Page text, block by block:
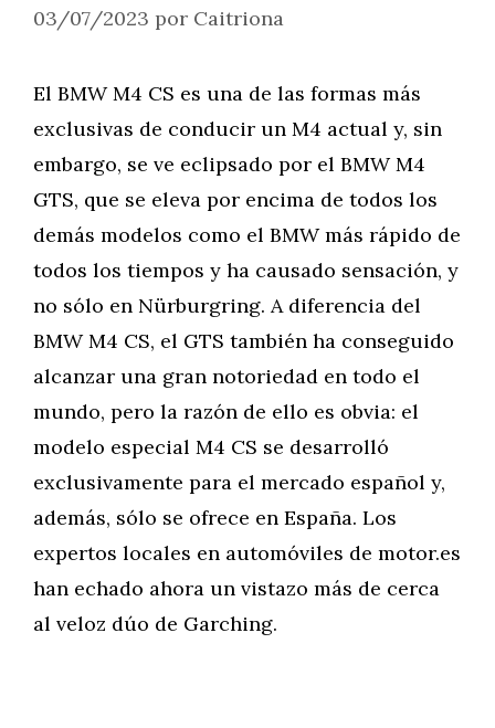
03/07/2023 por Caitriona
El BMW M4 CS es una de las formas más
exclusivas de conducir un M4 actual y, sin
embargo, se ve eclipsado por el BMW M4
GTS, que se eleva por encima de todos los
demás modelos como el BMW más rápido de
todos los tiempos y ha causado sensación, y
no sólo en Nürburgring. A diferencia del
BMW M4 CS, el GTS también ha conseguido
alcanzar una gran notoriedad en todo el
mundo, pero la razón de ello es obvia: el
modelo especial M4 CS se desarrolló
exclusivamente para el mercado español y,
además, sólo se ofrece en España. Los
expertos locales en automóviles de motor.es
han echado ahora un vistazo más de cerca
al veloz dúo de Garching.